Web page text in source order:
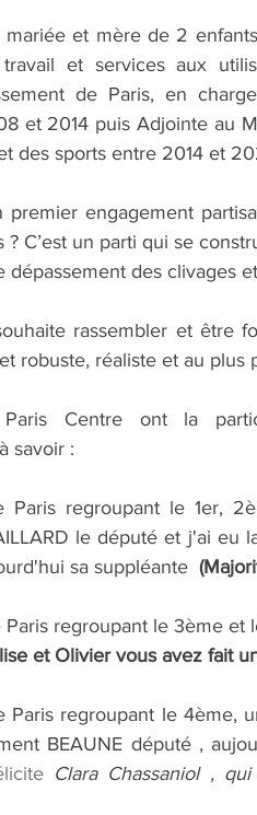
mariée et mère de 2
et services aux
de Paris, en
et 2014 puis Adjointe au
des sports entre 2014 et
engagement
? C’est un parti qui se
des clivages
rassembler et être
robuste, réaliste et au plus
Paris Centre ont la
savoir :
Paris regroupant le 1er,
le député et j'ai eu
sa suppléante
regroupant le 3ème et
et Olivier vous avez fait
Paris regroupant le 4ème,
BEAUNE député ,
Clara Chassaniol ,